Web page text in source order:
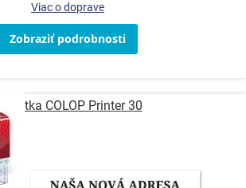
Viac o doprave
Zobraziť podrobnosti
Pečiatka COLOP Printer 30